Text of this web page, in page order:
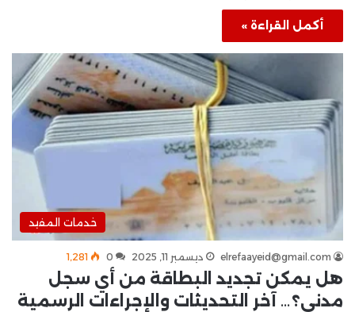
أكمل القراءة »
خدمات المفيد
elrefaayeid@gmail.com ديسمبر 11, 2025 0 1٬281
هل يمكن تجديد البطاقة من أي سجل
مدني؟… آخر التحديثات والإجراءات الرسمية